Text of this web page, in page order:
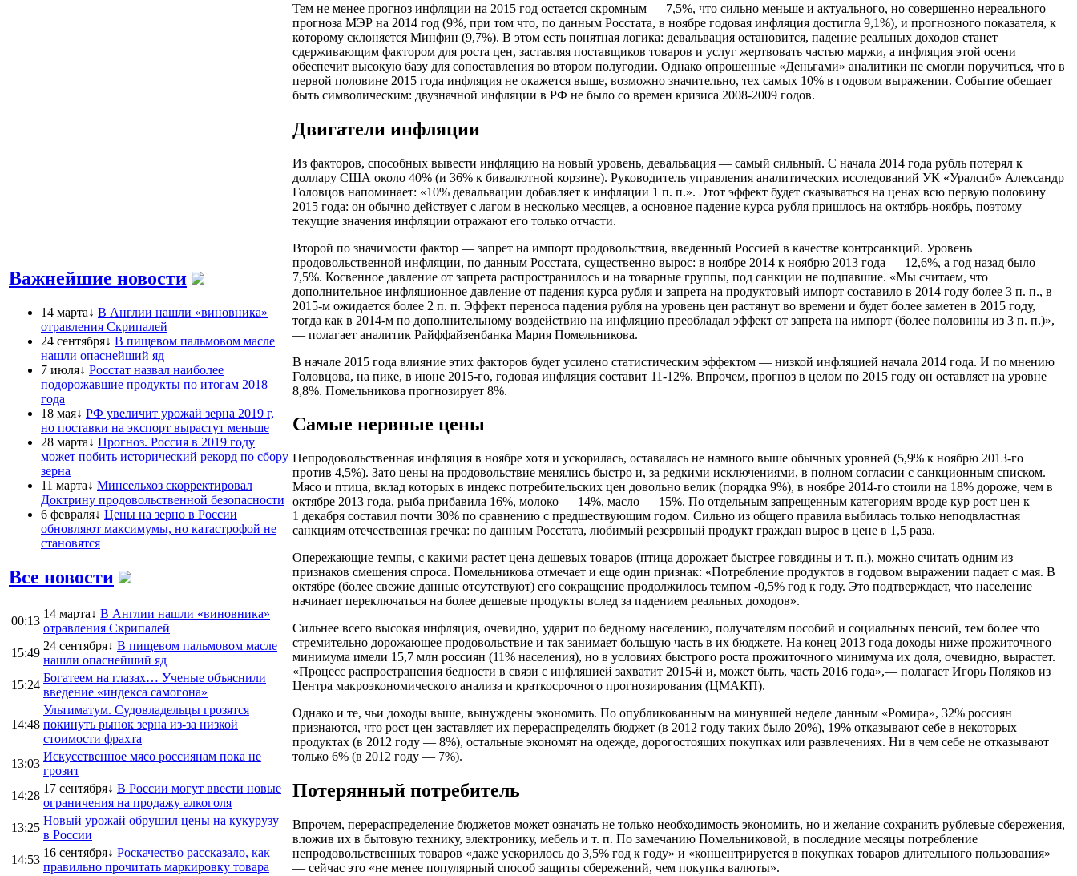
Важнейшие новости
14 марта↓ В Англии нашли «виновника»
отравления Скрипалей
24 сентября↓ В пищевом пальмовом масле
нашли опаснейший яд
7 июля↓ Росстат назвал наиболее
подорожавшие продукты по итогам 2018
года
18 мая↓ РФ увеличит урожай зерна 2019 г,
но поставки на экспорт вырастут меньше
28 марта↓ Прогноз. Россия в 2019 году
может побить исторический рекорд по сбору
зерна
11 марта↓ Минсельхоз скорректировал
Доктрину продовольственной безопасности
6 февраля↓ Цены на зерно в России
обновляют максимумы, но катастрофой не
становятся
Все новости
00:13
14 марта↓ В Англии нашли «виновника»
отравления Скрипалей
15:49
24 сентября↓ В пищевом пальмовом масле
нашли опаснейший яд
15:24
Богатеем на глазах… Ученые объяснили
введение «индекса самогона»
14:48
Ультиматум. Судовладельцы грозятся
покинуть рынок зерна из-за низкой
стоимости фрахта
13:03
Искусственное мясо россиянам пока не
грозит
14:28
17 сентября↓ В России могут ввести новые
ограничения на продажу алкоголя
13:25
Новый урожай обрушил цены на кукурузу
в России
14:53
16 сентября↓ Роскачество рассказало, как
правильно прочитать маркировку товара
Тем не менее прогноз инфляции на 2015 год остается скромным — 7,5%, что сильно меньше и актуального, но совершенно нереального
прогноза МЭР на 2014 год (9%, при том что, по данным Росстата, в ноябре годовая инфляция достигла 9,1%), и прогнозного показателя, к
которому склоняется Минфин (9,7%). В этом есть понятная логика: девальвация остановится, падение реальных доходов станет
сдерживающим фактором для роста цен, заставляя поставщиков товаров и услуг жертвовать частью маржи, а инфляция этой осени
обеспечит высокую базу для сопоставления во втором полугодии. Однако опрошенные «Деньгами» аналитики не смогли поручиться, что в
первой половине 2015 года инфляция не окажется выше, возможно значительно, тех самых 10% в годовом выражении. Событие обещает
быть символическим: двузначной инфляции в РФ не было со времен кризиса 2008-2009 годов.
Двигатели инфляции
Из факторов, способных вывести инфляцию на новый уровень, девальвация — самый сильный. С начала 2014 года рубль потерял к
доллару США около 40% (и 36% к бивалютной корзине). Руководитель управления аналитических исследований УК «Уралсиб» Александр
Головцов напоминает: «10% девальвации добавляет к инфляции 1 п. п.». Этот эффект будет сказываться на ценах всю первую половину
2015 года: он обычно действует с лагом в несколько месяцев, а основное падение курса рубля пришлось на октябрь-ноябрь, поэтому
текущие значения инфляции отражают его только отчасти.
Второй по значимости фактор — запрет на импорт продовольствия, введенный Россией в качестве контрсанкций. Уровень
продовольственной инфляции, по данным Росстата, существенно вырос: в ноябре 2014 к ноябрю 2013 года — 12,6%, а год назад было
7,5%. Косвенное давление от запрета распространилось и на товарные группы, под санкции не подпавшие. «Мы считаем, что
дополнительное инфляционное давление от падения курса рубля и запрета на продуктовый импорт составило в 2014 году более 3 п. п., в
2015-м ожидается более 2 п. п. Эффект переноса падения рубля на уровень цен растянут во времени и будет более заметен в 2015 году,
тогда как в 2014-м по дополнительному воздействию на инфляцию преобладал эффект от запрета на импорт (более половины из 3 п. п.)»,
— полагает аналитик Райффайзенбанка Мария Помельникова.
В начале 2015 года влияние этих факторов будет усилено статистическим эффектом — низкой инфляцией начала 2014 года. И по мнению
Головцова, на пике, в июне 2015-го, годовая инфляция составит 11-12%. Впрочем, прогноз в целом по 2015 году он оставляет на уровне
8,8%. Помельникова прогнозирует 8%.
Самые нервные цены
Непродовольственная инфляция в ноябре хотя и ускорилась, оставалась не намного выше обычных уровней (5,9% к ноябрю 2013-го
против 4,5%). Зато цены на продовольствие менялись быстро и, за редкими исключениями, в полном согласии с санкционным списком.
Мясо и птица, вклад которых в индекс потребительских цен довольно велик (порядка 9%), в ноябре 2014-го стоили на 18% дороже, чем в
октябре 2013 года, рыба прибавила 16%, молоко — 14%, масло — 15%. По отдельным запрещенным категориям вроде кур рост цен к
1 декабря составил почти 30% по сравнению с предшествующим годом. Сильно из общего правила выбилась только неподвластная
санкциям отечественная гречка: по данным Росстата, любимый резервный продукт граждан вырос в цене в 1,5 раза.
Опережающие темпы, с какими растет цена дешевых товаров (птица дорожает быстрее говядины и т. п.), можно считать одним из
признаков смещения спроса. Помельникова отмечает и еще один признак: «Потребление продуктов в годовом выражении падает с мая. В
октябре (более свежие данные отсутствуют) его сокращение продолжилось темпом -0,5% год к году. Это подтверждает, что население
начинает переключаться на более дешевые продукты вслед за падением реальных доходов».
Сильнее всего высокая инфляция, очевидно, ударит по бедному населению, получателям пособий и социальных пенсий, тем более что
стремительно дорожающее продовольствие и так занимает большую часть в их бюджете. На конец 2013 года доходы ниже прожиточного
минимума имели 15,7 млн россиян (11% населения), но в условиях быстрого роста прожиточного минимума их доля, очевидно, вырастет.
«Процесс распространения бедности в связи с инфляцией захватит 2015-й и, может быть, часть 2016 года»,— полагает Игорь Поляков из
Центра макроэкономического анализа и краткосрочного прогнозирования (ЦМАКП).
Однако и те, чьи доходы выше, вынуждены экономить. По опубликованным на минувшей неделе данным «Ромира», 32% россиян
признаются, что рост цен заставляет их перераспределять бюджет (в 2012 году таких было 20%), 19% отказывают себе в некоторых
продуктах (в 2012 году — 8%), остальные экономят на одежде, дорогостоящих покупках или развлечениях. Ни в чем себе не отказывают
только 6% (в 2012 году — 7%).
Потерянный потребитель
Впрочем, перераспределение бюджетов может означать не только необходимость экономить, но и желание сохранить рублевые сбережения,
вложив их в бытовую технику, электронику, мебель и т. п. По замечанию Помельниковой, в последние месяцы потребление
непродовольственных товаров «даже ускорилось до 3,5% год к году» и «концентрируется в покупках товаров длительного пользования»
— сейчас это «не менее популярный способ защиты сбережений, чем покупка валюты».